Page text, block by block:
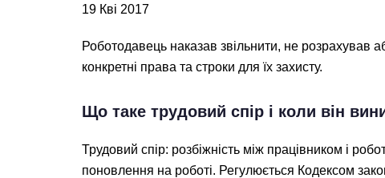
19 Кві 2017
Роботодавець наказав звільнити, не розрахував
конкретні права та строки для їх захисту.
Що таке трудовий спір і коли він
Трудовий спір: розбіжність між працівником і
поновлення на роботі. Регулюється Кодексом